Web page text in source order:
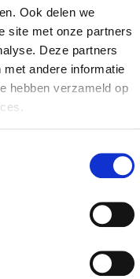
Ook delen we
site met onze partners
Deze partners
andere informatie
hebben verzameld op